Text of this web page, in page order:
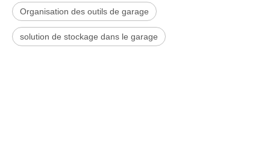
Organisation des outils de garage
solution de stockage dans le garage